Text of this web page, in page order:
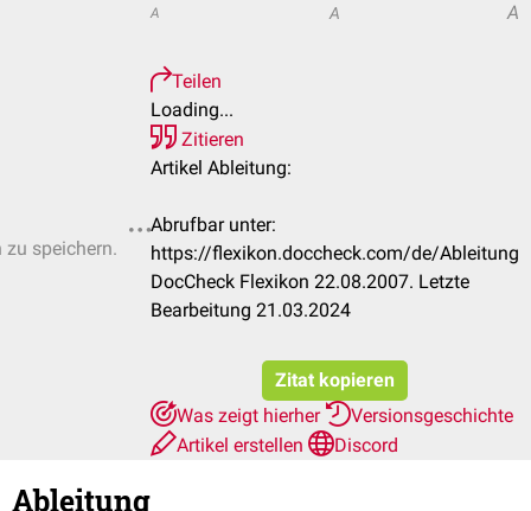
zu speichern.
A A A
Teilen
Loading...
Zitieren
Artikel Ableitung:
Abrufbar unter:
https://flexikon.doccheck.com/de/Ableitung
DocCheck Flexikon 22.08.2007. Letzte
Bearbeitung 21.03.2024
Zitat kopieren
Was zeigt hierher
Versionsgeschichte
Artikel erstellen
Discord
Ableitung